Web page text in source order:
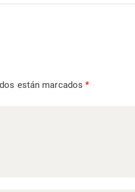
están marcados*